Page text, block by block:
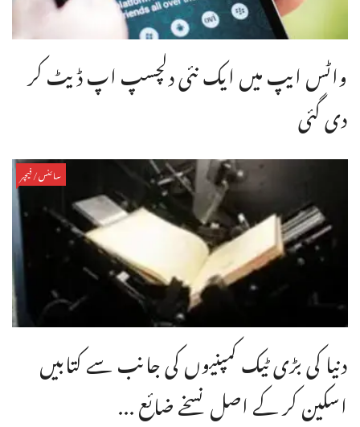
واٹس ایپ میں ایک نئی دلچسپ اپ ڈیٹ کر
دی گئی
سائنس/فیچر
دنیا کی بڑی ٹیک کمپنیوں کی جانب سے کتابیں
اسکین کر کے اصل نسخے ضائع ...